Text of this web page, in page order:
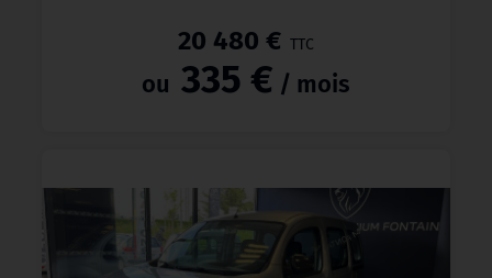
20 480 € TTC
ou 335 € / mois